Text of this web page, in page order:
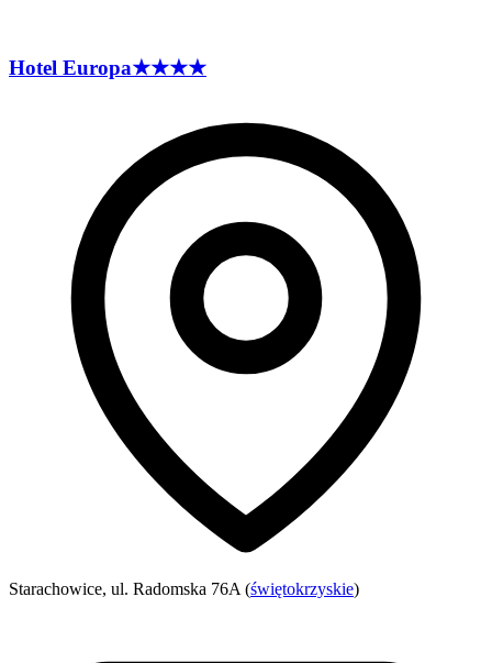
Hotel Europa★★★★
Starachowice, ul. Radomska 76A (świętokrzyskie)